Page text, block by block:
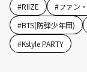
#RIIZE #ファン
#BTS(防弾少年団)
#Kstyle PARTY